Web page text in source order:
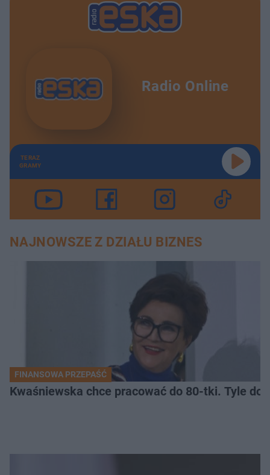
Radio Online
TERAZ
GRAMY
NAJNOWSZE Z DZIAŁU BIZNES
FINANSOWA PRZEPAŚĆ
Kwaśniewska chce pracować do 80-tki. Tyle